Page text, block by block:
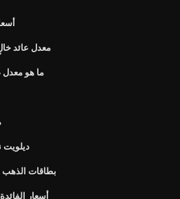
معدل عائد
ما هو معدل
ديلويت
بطاقات الذهب
أسعار